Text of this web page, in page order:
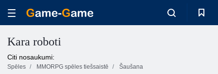
Kara roboti
Citi nosaukumi:
Spēles MMORPG spēles tiešsaistē Šaušana